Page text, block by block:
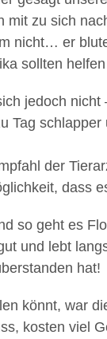
mit zu sich
nicht… er
sollten
jedoch nicht
Tag
der
dass
so geht es
und lebt
hat!
könnt, war
kosten viel